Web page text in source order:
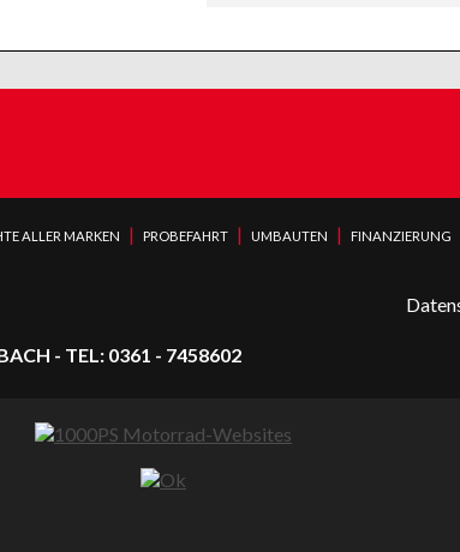
ALLER MARKEN | PROBEFAHRT | UMBAUTEN | FINANZIERUNG
- TEL: 0361 - 7458602